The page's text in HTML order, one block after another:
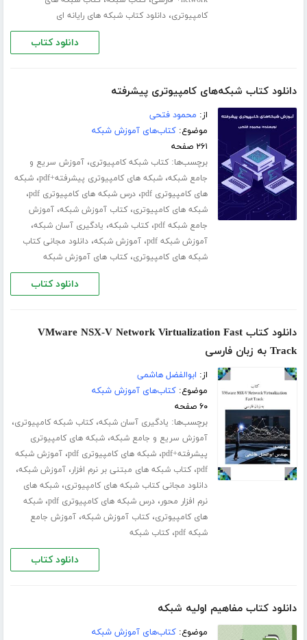
کامپیوتری،دانلود کتاب شبکه های رایانه ای
دانلود کتاب
دانلود کتاب شبکه‌های کامپیوتری پیشرفته
از: محمود فتحی
موضوع:کتاب‌های آموزش شبکه
۲۶۱ صفحه
برچسب‌ها:کتاب شبکه کامپیوتری،آموزش سریع و
جامع شبکه،شبکه های کامپیوتری پیشرفته+pdf ،شبکه
های کامپیوتری pdf
،درس شبکه های کامپیوتری pdf ،
شبکه های کامپیوتری،کتاب آموزش شبکه،آموزش
جامع شبکه pdf
،کتاب شبکه، یادگیری آسان شبکه،
آموزش شبکه pdf ،آموزش شبکه،دانلود مجانی کتاب
شبکه های کامپیوتری،کتاب های آموزش شبکه
دانلود کتاب
دانلود کتاب VMware NSX-V Network Virtualization Fast
Track به زبان فارسی
از: ابوالفضل هاشمی
موضوع:کتاب‌های آموزش شبکه
۶۰ صفحه
برچسب‌ها: یادگیری آسان شبکه،کتاب شبکه کامپیوتری،
آموزش سریع و جامع شبکه،شبکه های کامپیوتری
پیشرفته+pdf
،شبکه های کامپیوتری pdf ،آموزش شبکه
pdf،کتاب شبکه های مبتنی بر نرم افزار،آموزش شبکه،
دانلود مجانی کتاب شبکه های کامپیوتری،شبکه های
نرم افزار محور،درس شبکه های کامپیوتری pdf ،شبکه
های کامپیوتری،کتاب آموزش شبکه،آموزش جامع
شبکه pdf
،کتاب شبکه
دانلود کتاب
دانلود کتاب مفاهیم اولیه شبکه
موضوع:کتاب‌های آموزش شبکه